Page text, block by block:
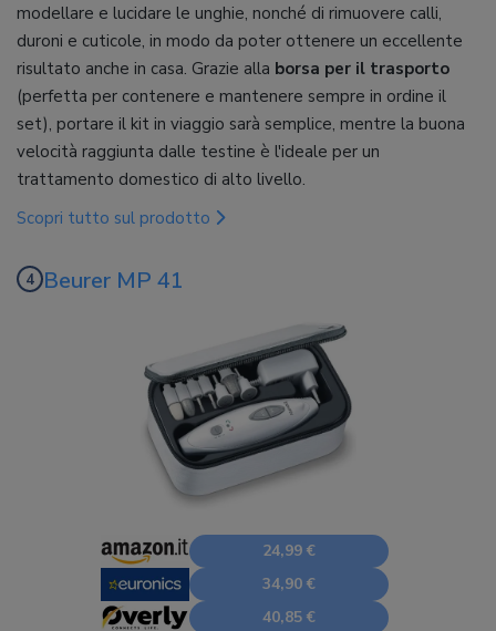
modellare e lucidare le unghie, nonché di rimuovere calli,
duroni e cuticole, in modo da poter ottenere un eccellente
risultato anche in casa. Grazie alla borsa per il trasporto
(perfetta per contenere e mantenere sempre in ordine il
set), portare il kit in viaggio sarà semplice, mentre la buona
velocità raggiunta dalle testine è l'ideale per un
trattamento domestico di alto livello.
Scopri tutto sul prodotto
Beurer MP 41
24,99 €
34,90 €
40,85 €